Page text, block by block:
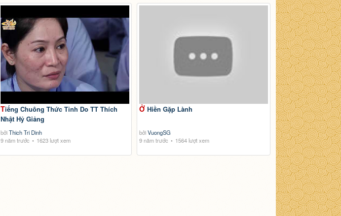
Tiếng Chuông Thức Tỉnh Do TT Thích
Nhật Hỷ Giảng
bởiThich Tri Dinh
9 năm trước
1623 lượt xem
Ở Hiền Gặp Lành
bởiVuongSG
9 năm trước
1564 lượt xem